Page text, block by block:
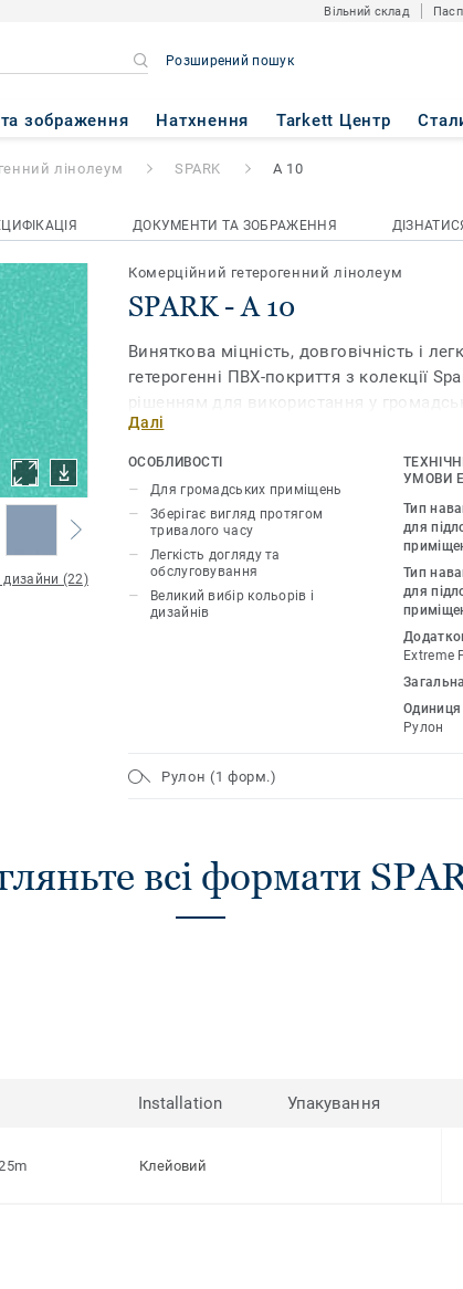
Вільний склад
Розширений пошук
зображення Натхнення Tarkett Центр
лінолеум SPARK A 10
ДОКУМЕНТИ ТА ЗОБРАЖЕННЯ
дизайни (22)
Комерційний гетерогенний лінолеум
SPARK - A 10
Виняткова міцність, довговічність і
гетерогенні ПВХ-покриття з колекції
рішенням для використання у
приміщеннях. Вони мають у 7 разів
зносостійкості, ніж інші покриття,
витримують навантаження у
рухом людей. Продукт має унікальну
Extreme Protection для надзвичайної
економічного обслуговування.
десяти кольорів підкреслить
інтер'єру (ширина 3м та 4м доступна
Далі
ОСОБЛИВОСТІ
Для громадських приміщень
Зберігає вигляд протягом
тривалого часу
Легкість догляду та
обслуговування
Великий вибір кольорів і
дизайнів
УМОВИ
Тип
для
Тип
для
Extreme
Одиниця
Рулон
Рулон (1 форм.)
всі формати
Installation Упакування
Клейовий